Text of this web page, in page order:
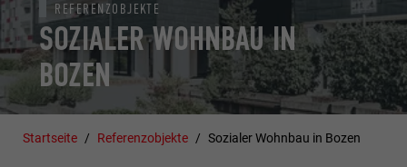
SOZIALER WOHNBAU IN
BOZEN
REFERENZOBJEKTE
Startseite Referenzobjekte Sozialer Wohnbau in Bozen